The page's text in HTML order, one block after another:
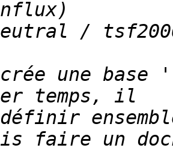
une base
faire un